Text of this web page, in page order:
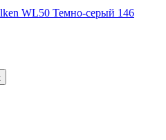
WL50 Темно-серый 146